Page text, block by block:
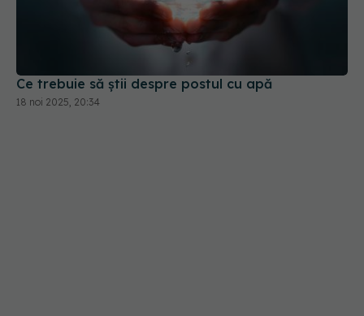
Ce trebuie să știi despre postul cu apă